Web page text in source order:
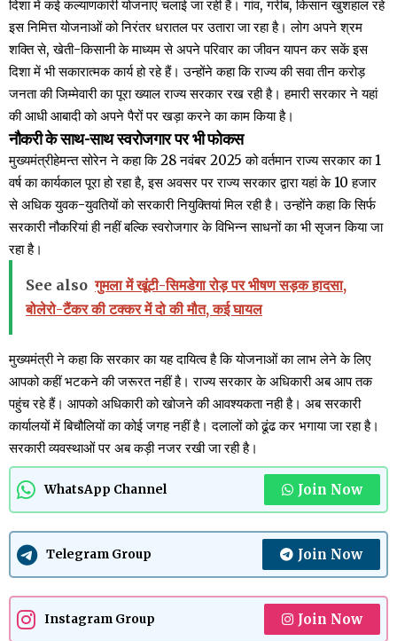
दिशा में कई कल्याणकारी योजनाएं चलाई जा रही हैं। गांव, गरीब, किसान खुशहाल रहे
इस निमित्त योजनाओं को निरंतर धरातल पर उतारा जा रहा है। लोग अपने श्रम
शक्ति से, खेती-किसानी के माध्यम से अपने परिवार का जीवन यापन कर सकें इस
दिशा में भी सकारात्मक कार्य हो रहे हैं। उन्होंने कहा कि राज्य की सवा तीन करोड़
जनता की जिम्मेवारी का पूरा ख्याल राज्य सरकार रख रही है। हमारी सरकार ने यहां
की आधी आबादी को अपने पैरों पर खड़ा करने का काम किया है।
नौकरी के साथ-साथ स्वरोजगार पर भी फोकस
मुख्यमंत्रीहेमन्त सोरेन ने कहा कि 28 नवंबर 2025 को वर्तमान राज्य सरकार का 1
वर्ष का कार्यकाल पूरा हो रहा है, इस अवसर पर राज्य सरकार द्वारा यहां के 10 हजार
से अधिक युवक-युवतियों को सरकारी नियुक्तियां मिल रही है। उन्होंने कहा कि सिर्फ
सरकारी नौकरियां ही नहीं बल्कि स्वरोजगार के विभिन्न साधनों का भी सृजन किया जा
रहा है।
See also गुमला में खूंटी-सिमडेगा रोड़ पर भीषण सड़क हादसा,
बोलेरो-टैंकर की टक्कर में दो की मौत, कई घायल
मुख्यमंत्री ने कहा कि सरकार का यह दायित्व है कि योजनाओं का लाभ लेने के लिए
आपको कहीं भटकने की जरूरत नहीं है। राज्य सरकार के अधिकारी अब आप तक
पहुंच रहे हैं। आपको अधिकारी को खोजने की आवश्यकता नही है। अब सरकारी
कार्यालयों में बिचौलियों का कोई जगह नहीं है। दलालों को ढूंढ कर भगाया जा रहा है।
सरकारी व्यवस्थाओं पर अब कड़ी नजर रखी जा रही है।
WhatsApp Channel Join Now
Telegram Group Join Now
Instagram Group Join Now